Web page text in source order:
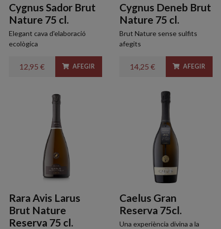
Cygnus Sador Brut
Nature 75 cl.
Elegant cava d'elaboració
ecològica
12,95 € AFEGIR
Cygnus Deneb Brut
Nature 75 cl.
Brut Nature sense sulfits
afegits
14,25 € AFEGIR
Rara Avis Larus
Brut Nature
Reserva 75 cl.
Caelus Gran
Reserva 75cl.
Una experiència divina a la